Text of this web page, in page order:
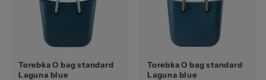
Torebka O bag standard
Laguna blue
Torebka O bag standard
Laguna blue